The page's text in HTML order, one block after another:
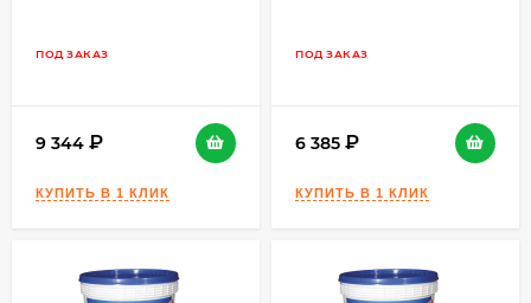
ПОД ЗАКАЗ
9 344
ПОД ЗАКАЗ
6 385